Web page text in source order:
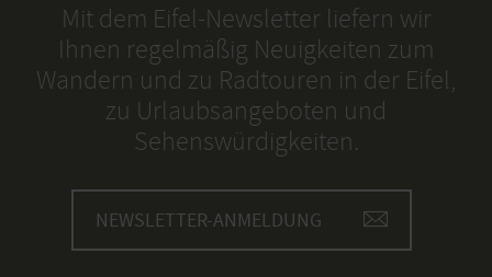
Mit dem Eifel-Newsletter liefern wir
Ihnen regelmäßig Neuigkeiten zum
Wandern und zu Radtouren in der Eifel,
zu Urlaubsangeboten und
Sehenswürdigkeiten.
NEWSLETTER-ANMELDUNG